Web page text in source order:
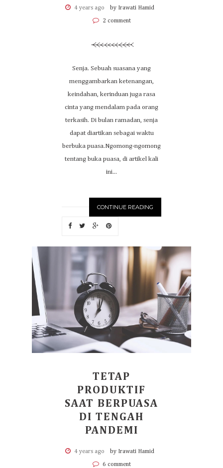
4 years ago by Irawati Hamid
2 comment
Senja. Sebuah suasana yang
menggambarkan ketenangan,
keindahan, kerinduan juga rasa
cinta yang mendalam pada orang
terkasih. Di bulan ramadan, senja
dapat diartikan sebagai waktu
berbuka puasa.Ngomong-ngomong
tentang buka puasa, di artikel kali
ini...
CONTINUE READING
TETAP
PRODUKTIF
SAAT BERPUASA
DI TENGAH
PANDEMI
4 years ago by Irawati Hamid
6 comment